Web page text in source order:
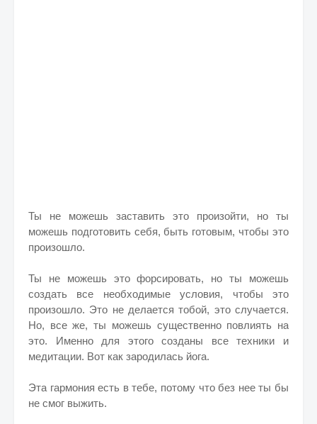
Ты не можешь заставить это произойти, но ты
можешь подготовить себя, быть готовым, чтобы это
произошло.
Ты не можешь это форсировать, но ты можешь
создать все необходимые условия, чтобы это
произошло. Это не делается тобой, это случается.
Но, все же, ты можешь существенно повлиять на
это. Именно для этого созданы все техники и
медитации. Вот как зародилась йога.
Эта гармония есть в тебе, потому что без нее ты бы
не смог выжить.